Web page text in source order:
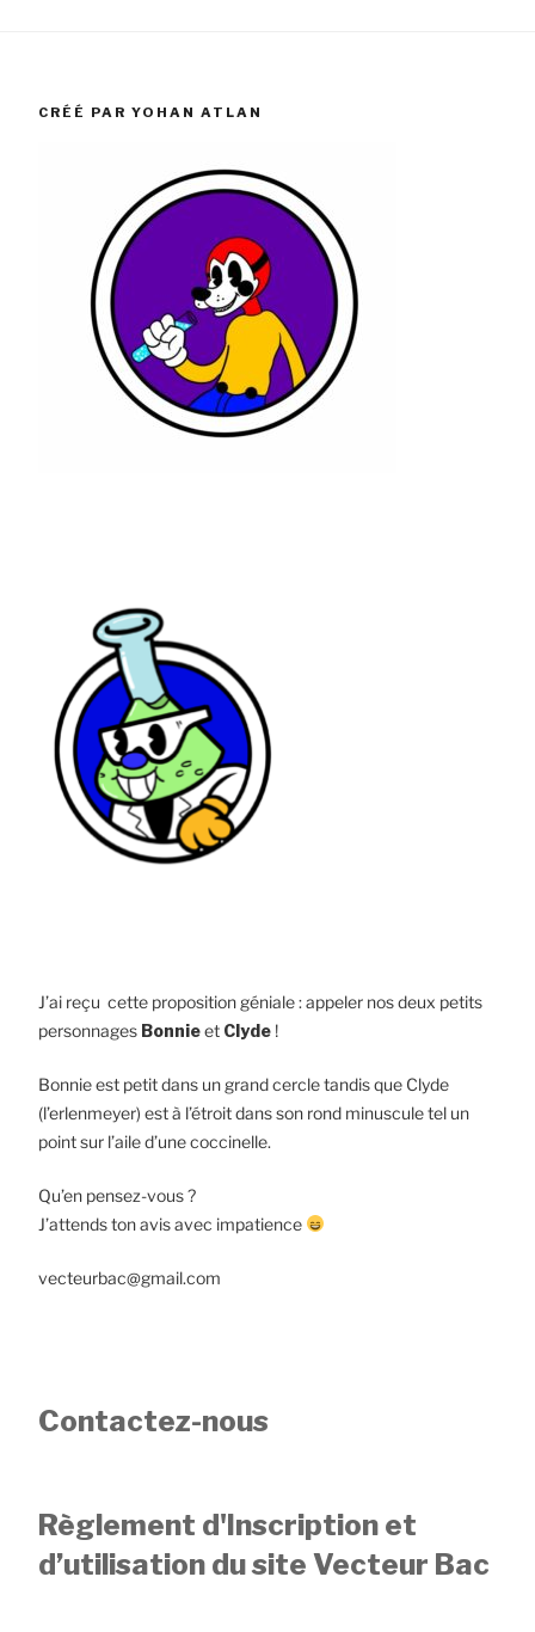
CRÉÉ PAR YOHAN ATLAN
J’ai reçu cette proposition géniale : appeler nos deux petits
personnages Bonnieet Clyde !
Bonnie est petit dans un grand cercle tandis que Clyde
(l’erlenmeyer) est à l’étroit dans son rond minuscule tel un
point sur l’aile d’une coccinelle.
Qu’en pensez-vous ?
J’attends ton avis avec impatience
vecteurbac@gmail.com
Contactez-nous
Règlement d'Inscription et
d’utilisation du site Vecteur Bac